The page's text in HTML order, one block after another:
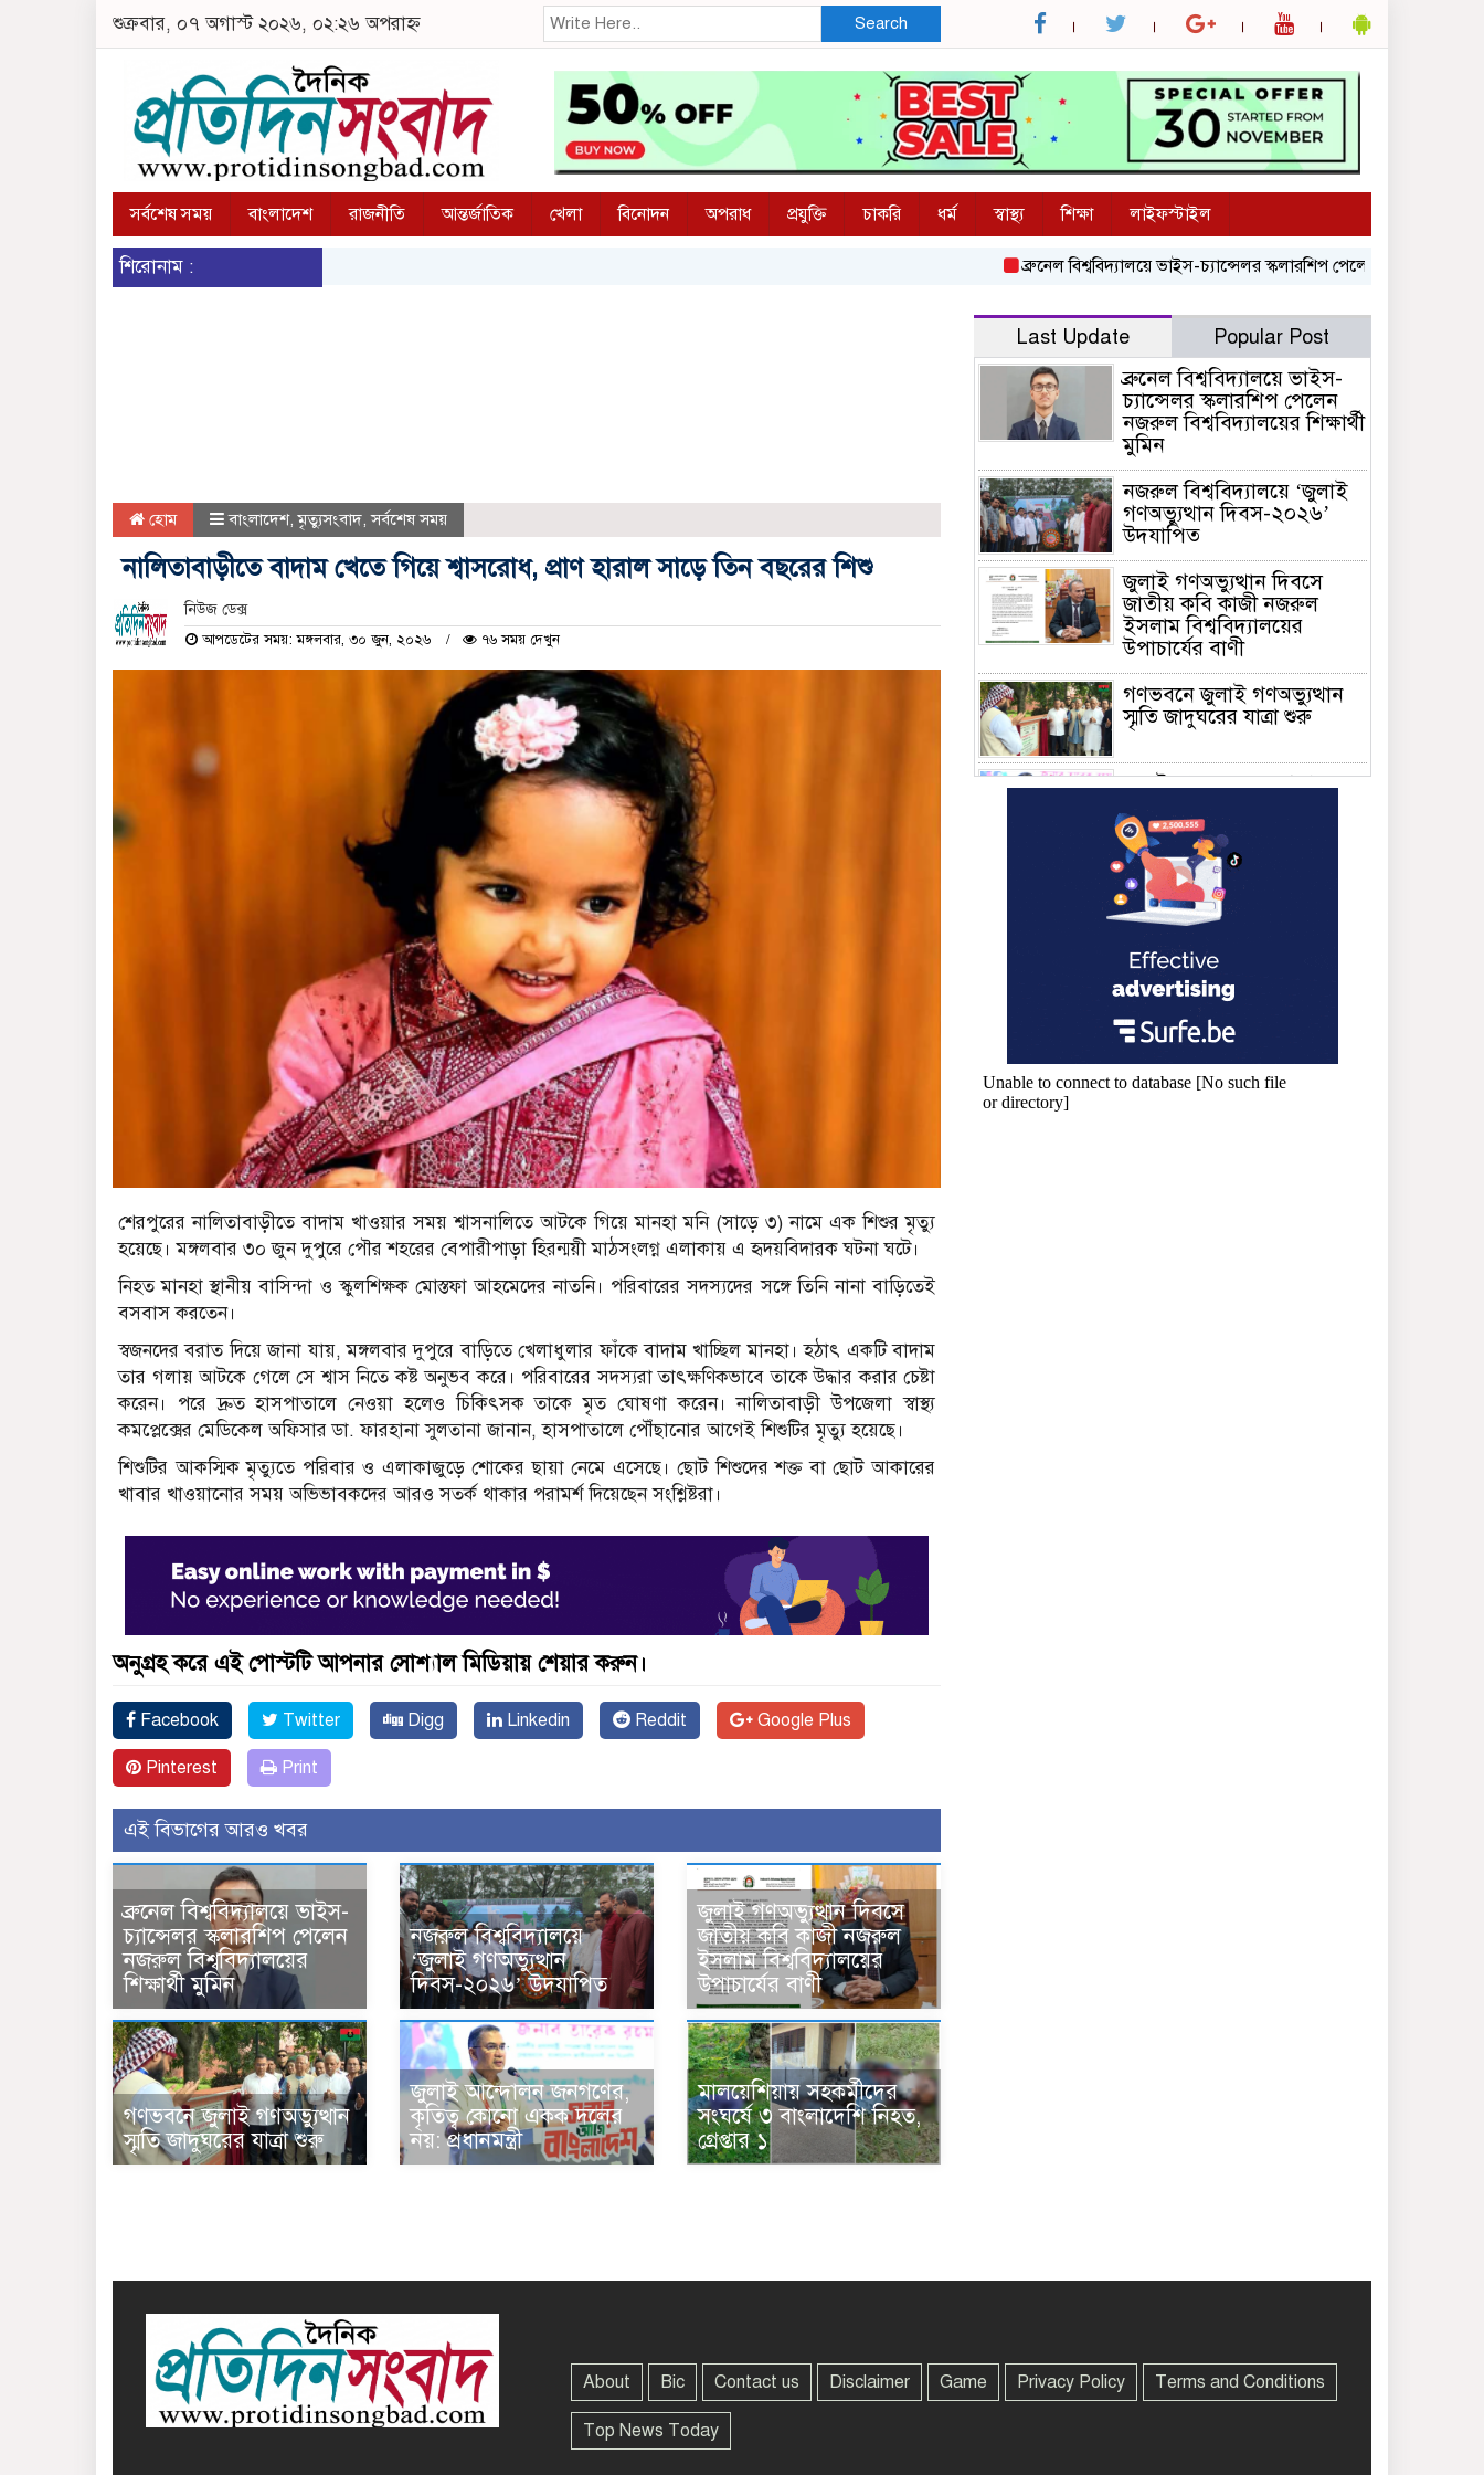
শুক্রবার, ০৭ অগাস্ট ২০২৬, ০২:২৬ অপরাহ্ন Search
সর্বশেষ সময় বাংলাদেশ রাজনীতি আন্তর্জাতিক খেলা বিনোদন অপরাধ প্রযুক্তি চাকরি ধর্ম স্বাস্থ্য শিক্ষা লাইফস্টাইল
শিরোনাম : ব্রুনেল বিশ্ববিদ্যালয়ে ভাইস-চ্যান্সেলর স্কলারশিপ পেলেন নজরুল বিশ্ববিদ্যালয়ের
হোম বাংলাদেশ,মৃত্যুসংবাদ,সর্বশেষ সময়
নালিতাবাড়ীতে বাদাম খেতে গিয়ে শ্বাসরোধ, প্রাণ হারাল সাড়ে তিন বছরের শিশু
নিউজ ডেক্স
আপডেটের সময়: মঙ্গলবার, ৩০ জুন, ২০২৬ ৭৬ সময় দেখুন
শেরপুরের নালিতাবাড়ীতে বাদাম খাওয়ার সময় শ্বাসনালিতে আটকে গিয়ে মানহা মনি (সাড়ে ৩) নামে এক শিশুর মৃত্যু
হয়েছে। মঙ্গলবার ৩০ জুন দুপুরে পৌর শহরের বেপারীপাড়া হিরন্ময়ী মাঠসংলগ্ন এলাকায় এ হৃদয়বিদারক ঘটনা ঘটে।
নিহত মানহা স্থানীয় বাসিন্দা ও স্কুলশিক্ষক মোস্তফা আহমেদের নাতনি। পরিবারের সদস্যদের সঙ্গে তিনি নানা বাড়িতেই
বসবাস করতেন।
স্বজনদের বরাত দিয়ে জানা যায়, মঙ্গলবার দুপুরে বাড়িতে খেলাধুলার ফাঁকে বাদাম খাচ্ছিল মানহা। হঠাৎ একটি বাদাম
তার গলায় আটকে গেলে সে শ্বাস নিতে কষ্ট অনুভব করে। পরিবারের সদস্যরা তাৎক্ষণিকভাবে তাকে উদ্ধার করার চেষ্টা
করেন। পরে দ্রুত হাসপাতালে নেওয়া হলেও চিকিৎসক তাকে মৃত ঘোষণা করেন। নালিতাবাড়ী উপজেলা স্বাস্থ্য
কমপ্লেক্সের মেডিকেল অফিসার ডা. ফারহানা সুলতানা জানান, হাসপাতালে পৌঁছানোর আগেই শিশুটির মৃত্যু হয়েছে।
শিশুটির আকস্মিক মৃত্যুতে পরিবার ও এলাকাজুড়ে শোকের ছায়া নেমে এসেছে। ছোট শিশুদের শক্ত বা ছোট আকারের
খাবার খাওয়ানোর সময় অভিভাবকদের আরও সতর্ক থাকার পরামর্শ দিয়েছেন সংশ্লিষ্টরা।
অনুগ্রহ করে এই পোস্টটি আপনার সোশ্যাল মিডিয়ায় শেয়ার করুন।
Facebook Twitter Digg Linkedin Reddit Google Plus
Pinterest Print
এই বিভাগের আরও খবর
ব্রুনেল বিশ্ববিদ্যালয়ে ভাইস-
চ্যান্সেলর স্কলারশিপ পেলেন
নজরুল বিশ্ববিদ্যালয়ের
শিক্ষার্থী মুমিন
নজরুল বিশ্ববিদ্যালয়ে
‘জুলাই গণঅভ্যুত্থান
দিবস-২০২৬’ উদযাপিত
জুলাই গণঅভ্যুত্থান দিবসে
জাতীয় কবি কাজী নজরুল
ইসলাম বিশ্ববিদ্যালয়ের
উপাচার্যের বাণী
গণভবনে জুলাই গণঅভ্যুত্থান
স্মৃতি জাদুঘরের যাত্রা শুরু
জুলাই আন্দোলন জনগণের,
কৃতিত্ব কোনো একক দলের
নয়: প্রধানমন্ত্রী
মালয়েশিয়ায় সহকর্মীদের
সংঘর্ষে ৩ বাংলাদেশি নিহত,
গ্রেপ্তার ১
Last Update Popular Post
ব্রুনেল বিশ্ববিদ্যালয়ে ভাইস-
চ্যান্সেলর স্কলারশিপ পেলেন
নজরুল বিশ্ববিদ্যালয়ের শিক্ষার্থী
মুমিন
নজরুল বিশ্ববিদ্যালয়ে ‘জুলাই
গণঅভ্যুত্থান দিবস-২০২৬’
উদযাপিত
জুলাই গণঅভ্যুত্থান দিবসে
জাতীয় কবি কাজী নজরুল
ইসলাম বিশ্ববিদ্যালয়ের
উপাচার্যের বাণী
গণভবনে জুলাই গণঅভ্যুত্থান
স্মৃতি জাদুঘরের যাত্রা শুরু
জুলাই আন্দোলন জনগণের,
প্রধানমন্ত্রী
মালয়েশিয়ায় সহকর্মীদের
সংঘর্ষে ৩ বাংলাদেশি নিহত,
গ্রেপ্তার ১
শহীদের আত্মত্যাগে গড়া জাতীয়
ঐক্য রক্ষা করতে হবে :
শিক্ষাপ্রতিষ্ঠানের সভাপতি,
About Bic Contact us Disclaimer Game Privacy Policy Terms and Conditions
Top News Today